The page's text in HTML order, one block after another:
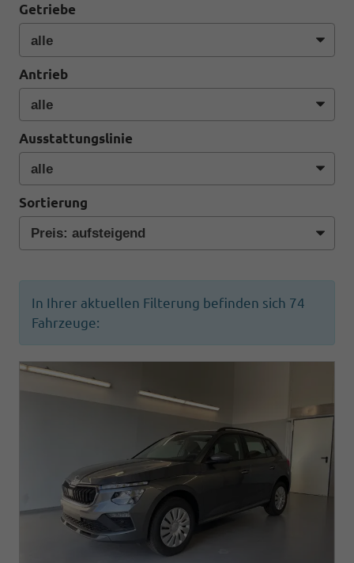
Getriebe
Antrieb
Ausstattungslinie
Sortierung
In Ihrer aktuellen Filterung befinden sich 74
Fahrzeuge: